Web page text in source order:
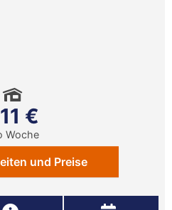
€
Woche
und Preise